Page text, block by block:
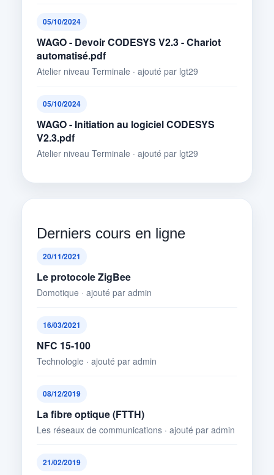
05/10/2024
WAGO - Devoir CODESYS V2.3 - Chariot
automatisé.pdf
Atelier niveau Terminale · ajouté par lgt29
05/10/2024
WAGO - Initiation au logiciel CODESYS
V2.3.pdf
Atelier niveau Terminale · ajouté par lgt29
Derniers cours en ligne
20/11/2021
Le protocole ZigBee
Domotique · ajouté par admin
16/03/2021
NFC 15-100
Technologie · ajouté par admin
08/12/2019
La fibre optique (FTTH)
Les réseaux de communications · ajouté par admin
21/02/2019